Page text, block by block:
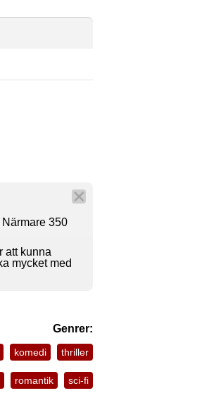
350
att kunna
mycket med
Genrer:
komedi thriller
romantik sci-fi